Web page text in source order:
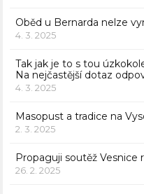
Oběd u Bernarda nelze
4. 3. 2025
Tak jak je to s tou
Na nejčastější dotaz
4. 3. 2025
Masopust a tradice na
2. 3. 2025
Propaguji soutěž Vesnice
26. 2. 2025